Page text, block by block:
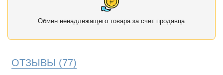
Обмен ненадлежащего товара за счет продавца
ОТЗЫВЫ (77)